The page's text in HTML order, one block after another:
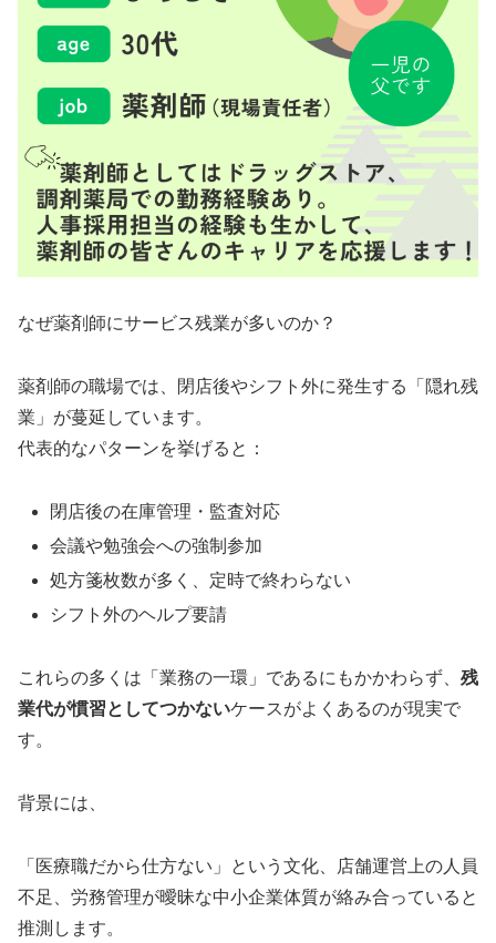
なぜ薬剤師にサービス残業が多いのか？
薬剤師の職場では、閉店後やシフト外に発生する「隠れ残
業」が蔓延しています。
代表的なパターンを挙げると：
閉店後の在庫管理・監査対応
会議や勉強会への強制参加
処方箋枚数が多く、定時で終わらない
シフト外のヘルプ要請
これらの多くは「業務の一環」であるにもかかわらず、 残
業代が慣習としてつかないケースがよくあるのが現実で
す。
背景には、
「医療職だから仕方ない」という文化、店舗運営上の人員
不足、労務管理が曖昧な中小企業体質が絡み合っていると
推測します。